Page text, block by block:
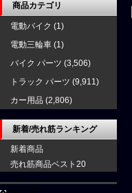
商品カテゴリ
電動バイク (1)
電動三輪車 (1)
バイク パーツ (3,506)
トラック パーツ (9,911)
カー用品 (2,806)
新着/売れ筋ランキング
新着商品
売れ筋商品ベスト20